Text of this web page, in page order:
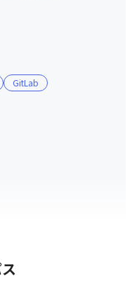
務することも多いです
ケーションをとれる風
覚を持って業務に取り
クワクしながら働いて
をはじめ、エンジニア
おり、最先端の技術に
戦略的に活用してア
にはRedmine、Slack
GitLab